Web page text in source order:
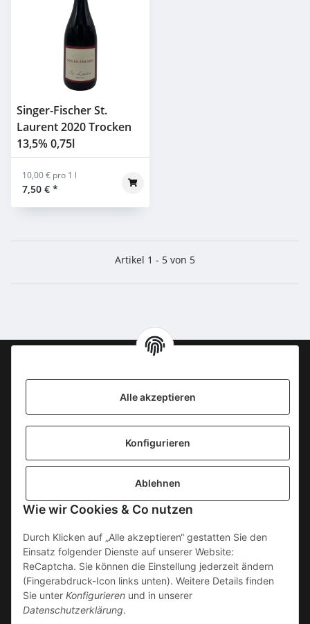
Alle akzeptieren
Konfigurieren
Ablehnen
Wie wir Cookies & Co nutzen
Durch Klicken auf „Alle akzeptieren“ gestatten Sie den
Einsatz folgender Dienste auf unserer Website:
ReCaptcha. Sie können die Einstellung jederzeit ändern
(Fingerabdruck-Icon links unten). Weitere Details finden
Sie unter Konfigurieren und in unserer
Datenschutzerklärung.
Singer-Fischer St.
Laurent 2020 Trocken
13,5% 0,75l
7,50 € *
10,00 € pro 1 l
Artikel 1 - 5 von 5
SICHERE ZAHLUNGSWEISEN
Gesetzliche Informationen